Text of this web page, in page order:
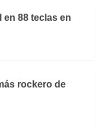
88 teclas en
rockero de